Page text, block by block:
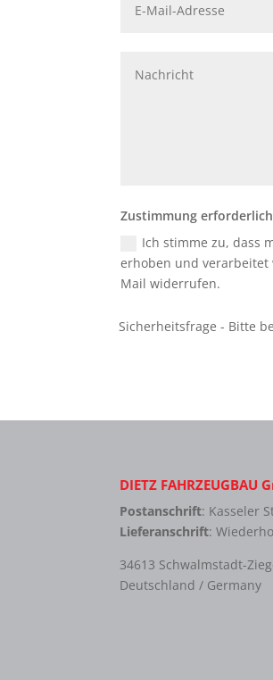
Zustimmung erforderlich
Ich stimme zu, dass
erhoben und verarbeitet
Mail widerrufen.
DIETZ FAHRZEUGBAU
Postanschrift: Kasseler
Lieferanschrift:
34613 Schwalmstadt-
Deutschland / Germany